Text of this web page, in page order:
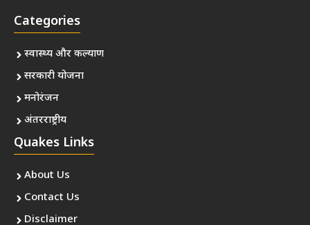
Categories
स्वास्थ्य और कल्याण
सरकारी योजना
मनोरंजन
अंतरराष्ट्रीय
Quakes Links
About Us
Contact Us
Disclaimer